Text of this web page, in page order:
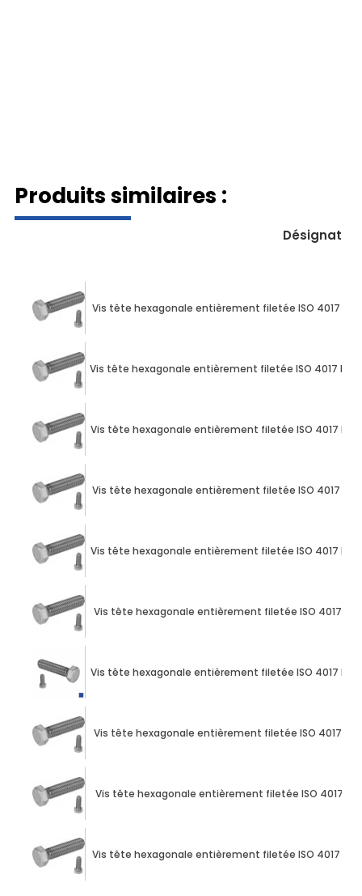
Produits similaires :
Désignation
Vis tête hexagonale entièrement filetée ISO 4017 M10
Vis tête hexagonale entièrement filetée ISO 4017 M24
Vis tête hexagonale entièrement filetée ISO 4017 M10
Vis tête hexagonale entièrement filetée ISO 4017 M10 X
Vis tête hexagonale entièrement filetée ISO 4017 M10 X
Vis tête hexagonale entièrement filetée ISO 4017 M10
Vis tête hexagonale entièrement filetée ISO 4017 M10 X
Vis tête hexagonale entièrement filetée ISO 4017 M10
Vis tête hexagonale entièrement filetée ISO 4017 M10
Vis tête hexagonale entièrement filetée ISO 4017 M10